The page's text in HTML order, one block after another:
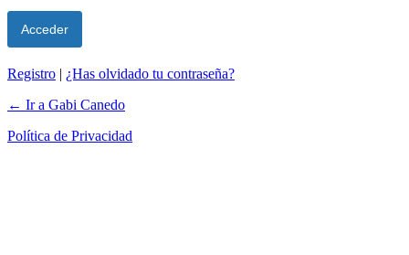
Registro | ¿Has olvidado tu contraseña?
← Ir a Gabi Canedo
Política de Privacidad